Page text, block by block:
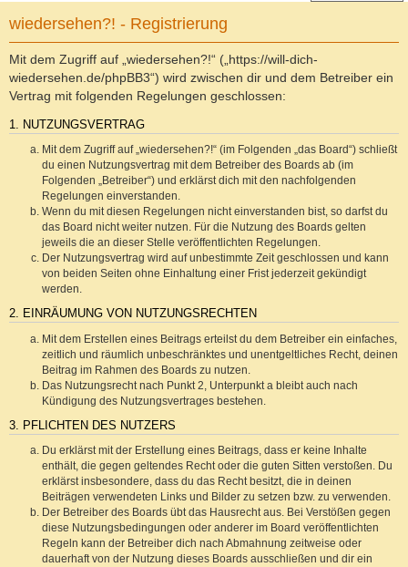
wiedersehen?! - Registrierung
Mit dem Zugriff auf „wiedersehen?!“ („https://will-dich-
wiedersehen.de/phpBB3“) wird zwischen dir und dem Betreiber ein
Vertrag mit folgenden Regelungen geschlossen:
1. NUTZUNGSVERTRAG
Mit dem Zugriff auf „wiedersehen?!“ (im Folgenden „das Board“) schließt
du einen Nutzungsvertrag mit dem Betreiber des Boards ab (im
Folgenden „Betreiber“) und erklärst dich mit den nachfolgenden
Regelungen einverstanden.
Wenn du mit diesen Regelungen nicht einverstanden bist, so darfst du
das Board nicht weiter nutzen. Für die Nutzung des Boards gelten
jeweils die an dieser Stelle veröffentlichten Regelungen.
Der Nutzungsvertrag wird auf unbestimmte Zeit geschlossen und kann
von beiden Seiten ohne Einhaltung einer Frist jederzeit gekündigt
werden.
2. EINRÄUMUNG VON NUTZUNGSRECHTEN
Mit dem Erstellen eines Beitrags erteilst du dem Betreiber ein einfaches,
zeitlich und räumlich unbeschränktes und unentgeltliches Recht, deinen
Beitrag im Rahmen des Boards zu nutzen.
Das Nutzungsrecht nach Punkt 2, Unterpunkt a bleibt auch nach
Kündigung des Nutzungsvertrages bestehen.
3. PFLICHTEN DES NUTZERS
Du erklärst mit der Erstellung eines Beitrags, dass er keine Inhalte
enthält, die gegen geltendes Recht oder die guten Sitten verstoßen. Du
erklärst insbesondere, dass du das Recht besitzt, die in deinen
Beiträgen verwendeten Links und Bilder zu setzen bzw. zu verwenden.
Der Betreiber des Boards übt das Hausrecht aus. Bei Verstößen gegen
diese Nutzungsbedingungen oder anderer im Board veröffentlichten
Regeln kann der Betreiber dich nach Abmahnung zeitweise oder
dauerhaft von der Nutzung dieses Boards ausschließen und dir ein